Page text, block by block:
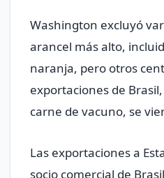
Washington excluyó
arancel más alto,
naranja, pero otros
exportaciones de
carne de vacuno, se
Las exportaciones a
socio comercial de